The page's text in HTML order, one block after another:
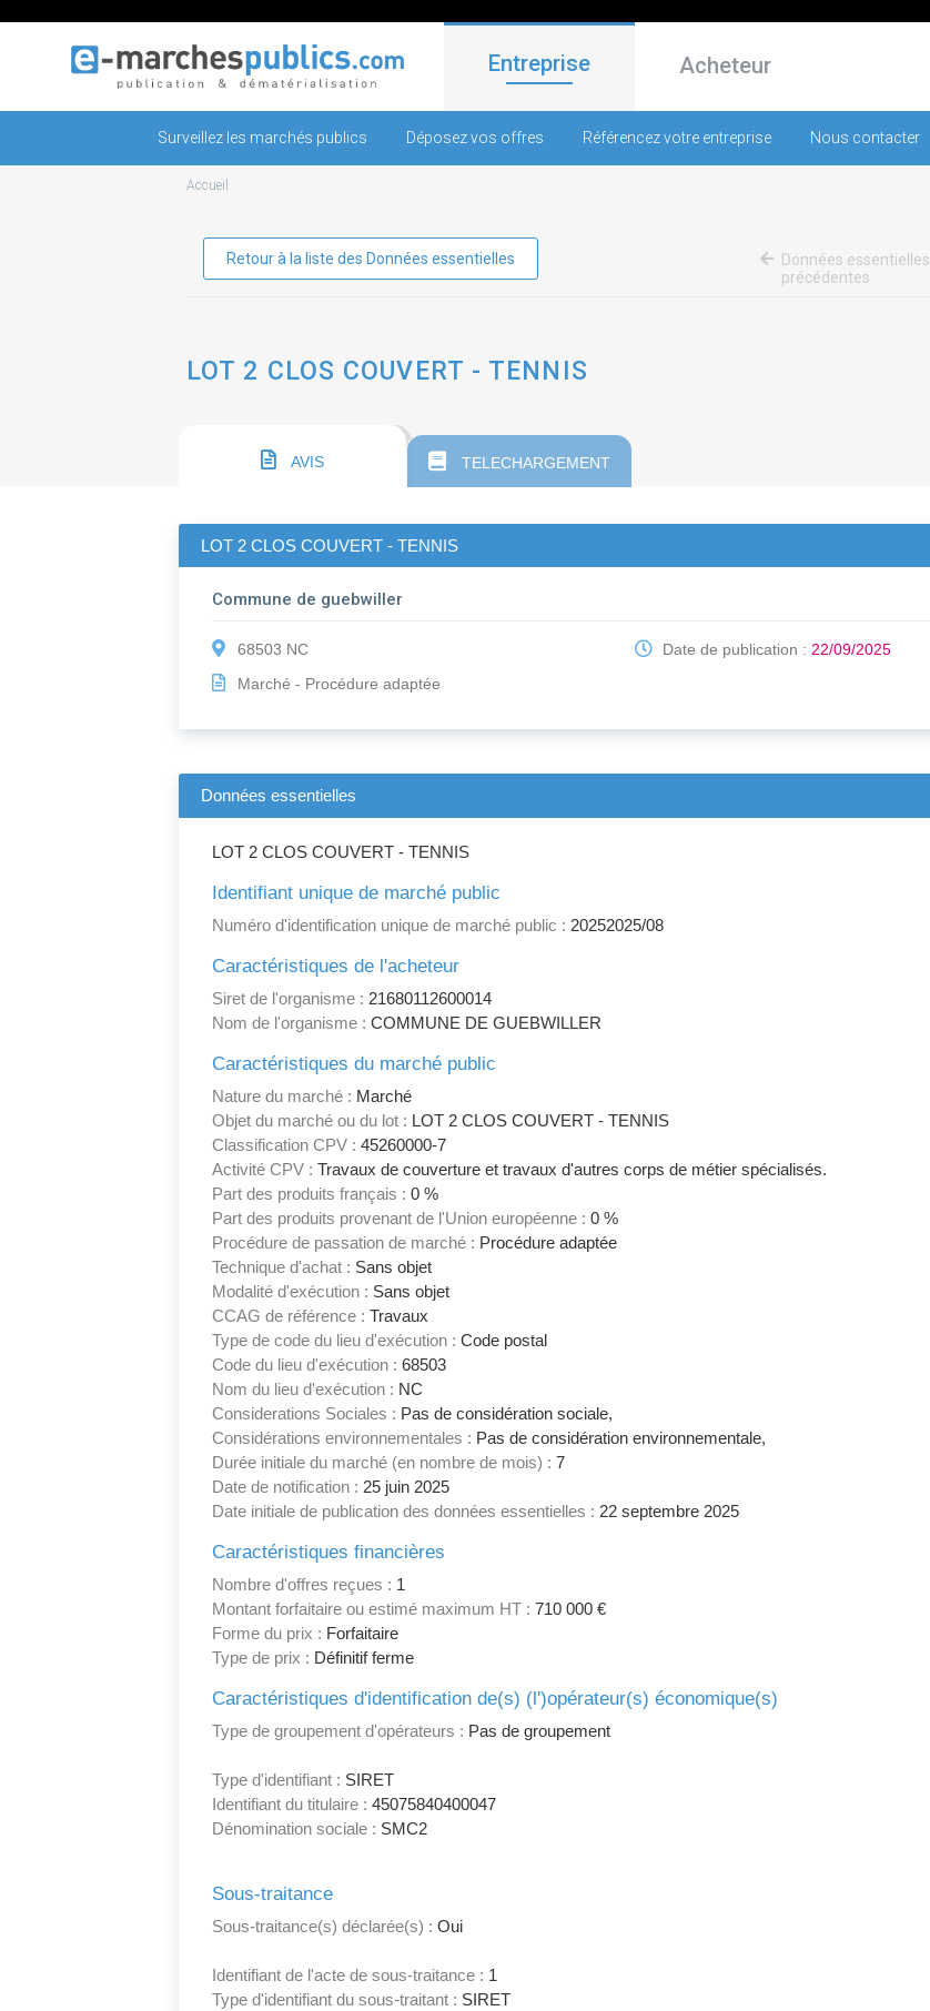
Entreprise Acheteur
Surveillez les marchés publics Déposez vos offres Référencez votre entreprise Nous contacter
Accueil
Retour à la liste des Données essentielles
Données essentielles
précédentes
LOT 2 CLOS COUVERT - TENNIS
AVIS TELECHARGEMENT
LOT 2 CLOS COUVERT - TENNIS
Commune de guebwiller
68503 NC
Marché - Procédure adaptée
Date de publication :22/09/2025
Données essentielles
LOT 2 CLOS COUVERT - TENNIS
Identifiant unique de marché public
Numéro d'identification unique de marché public : 20252025/08
Caractéristiques de l'acheteur
Siret de l'organisme : 21680112600014
Nom de l'organisme : COMMUNE DE GUEBWILLER
Caractéristiques du marché public
Nature du marché : Marché
Objet du marché ou du lot : LOT 2 CLOS COUVERT - TENNIS
Classification CPV : 45260000-7
Activité CPV : Travaux de couverture et travaux d'autres corps de métier spécialisés.
Part des produits français : 0 %
Part des produits provenant de l'Union européenne : 0 %
Procédure de passation de marché : Procédure adaptée
Technique d'achat : Sans objet
Modalité d'exécution : Sans objet
CCAG de référence : Travaux
Type de code du lieu d'exécution : Code postal
Code du lieu d'exécution : 68503
Nom du lieu d'exécution : NC
Considerations Sociales : Pas de considération sociale,
Considérations environnementales : Pas de considération environnementale,
Durée initiale du marché (en nombre de mois) : 7
Date de notification : 25 juin 2025
Date initiale de publication des données essentielles : 22 septembre 2025
Caractéristiques financières
Nombre d'offres reçues : 1
Montant forfaitaire ou estimé maximum HT : 710 000 €
Forme du prix : Forfaitaire
Type de prix : Définitif ferme
Caractéristiques d'identification de(s) (l')opérateur(s) économique(s)
Type de groupement d'opérateurs : Pas de groupement
Type d'identifiant : SIRET
Identifiant du titulaire : 45075840400047
Dénomination sociale : SMC2
Sous-traitance
Sous-traitance(s) déclarée(s) : Oui
Identifiant de l'acte de sous-traitance : 1
Type d'identifiant du sous-traitant : SIRET